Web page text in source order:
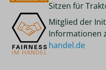
Sitzen für
Mitglied der
Informationen
handel.de